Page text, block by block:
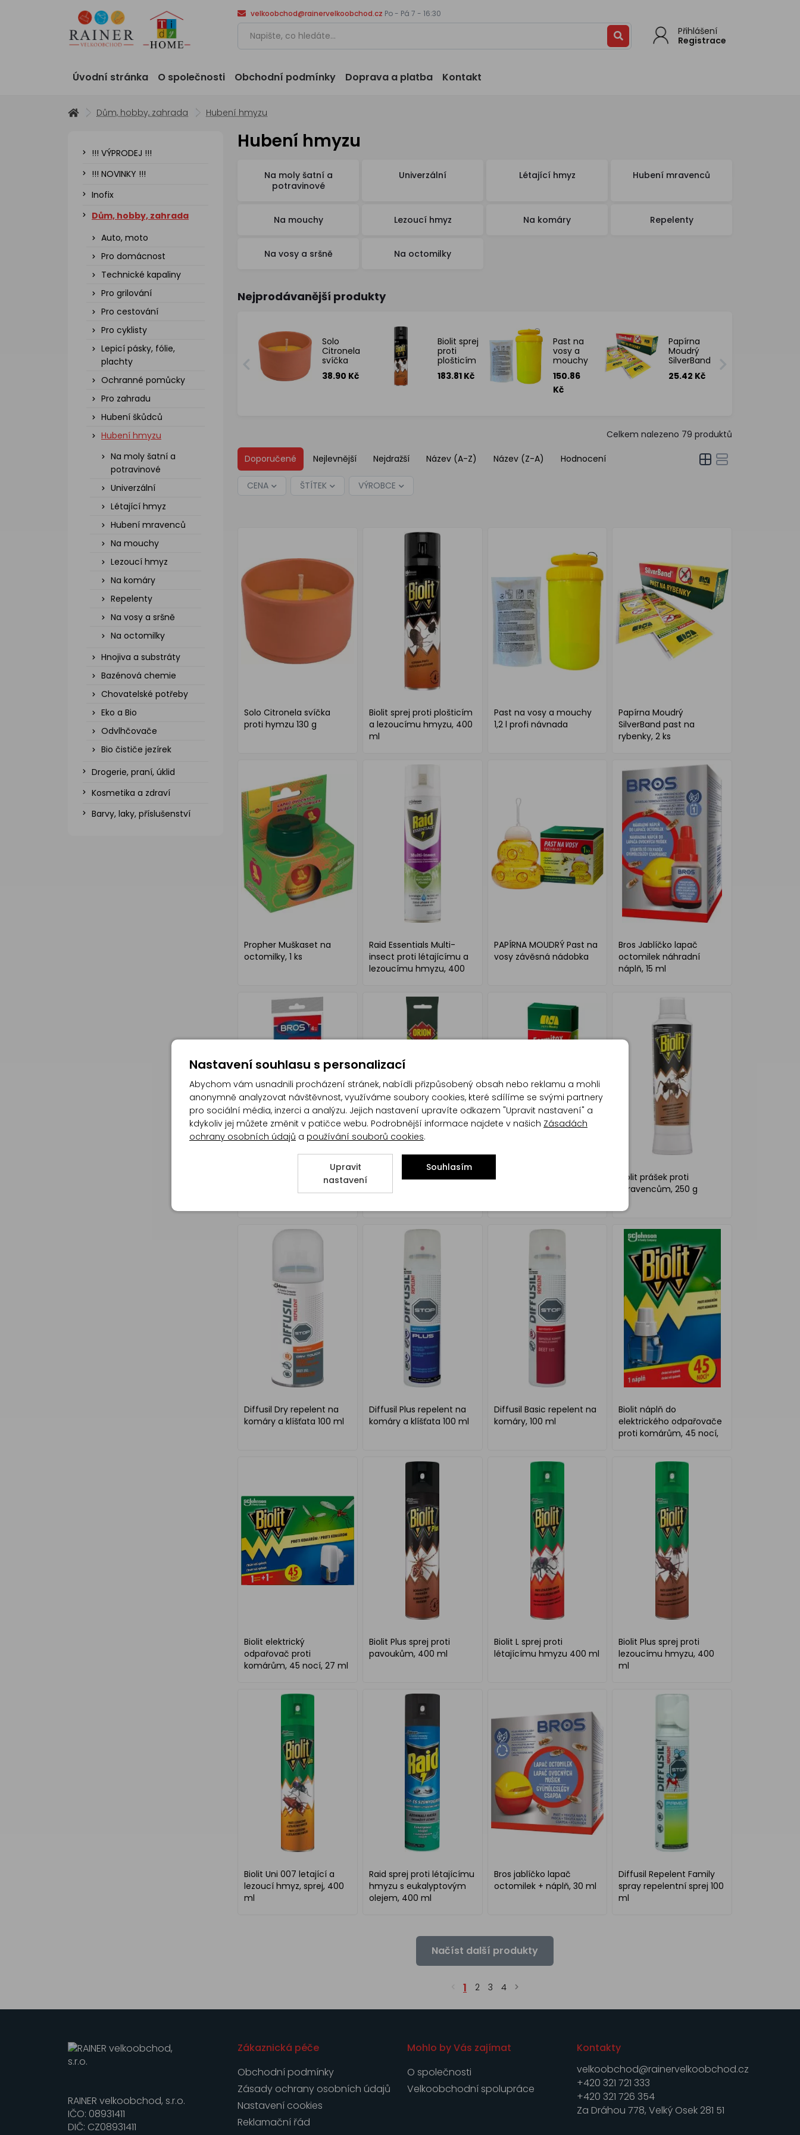
velkoobchod@rainervelkoobchod.cz Po - Pá 7 - 16:30
Přihlášení
Registrace
Úvodní stránka O společnosti Obchodní podmínky Doprava a platba Kontakt
Dům, hobby, zahrada Hubení hmyzu
!!! VÝPRODEJ !!!
!!! NOVINKY !!!
Inofix
Dům, hobby, zahrada
Auto, moto
Pro domácnost
Technické kapaliny
Pro grilování
Pro cestování
Pro cyklisty
Lepicí pásky, fólie,
plachty
Ochranné pomůcky
Pro zahradu
Hubení škůdců
Hubení hmyzu
Na moly šatní a
potravinové
Univerzální
Létající hmyz
Hubení mravenců
Na mouchy
Lezoucí hmyz
Na komáry
Repelenty
Na vosy a sršně
Na octomilky
Hnojiva a substráty
Bazénová chemie
Chovatelské potřeby
Eko a Bio
Odvlhčovače
Bio čističe jezírek
Drogerie, praní, úklid
Kosmetika a zdraví
Barvy, laky, příslušenství
Hubení hmyzu
Na moly šatní a
potravinové
Univerzální Létající hmyz Hubení mravenců
Na mouchy Lezoucí hmyz Na komáry Repelenty
Na vosy a sršně Na octomilky
Nejprodávanější produkty
Solo
Citronela
svíčka
proti
hymzu
38.90 Kč
Biolit sprej
proti
plošticím
a
lezoucímu
183.81 Kč
Past na
vosy a
mouchy
1,2 l profi
návnada
150.86
Kč
Papírna
Moudrý
SilverBand
past na
rybenky, 2
25.42 Kč
Celkem nalezeno 79 produktů
Doporučené Nejlevnější Nejdražší Název (A-Z) Název (Z-A) Hodnocení
CENA ŠTÍTEK VÝROBCE
Solo Citronela svíčka
proti hymzu 130 g
Biolit sprej proti plošticím
a lezoucímu hmyzu, 400
ml
Past na vosy a mouchy
1,2 l profi návnada
Papírna Moudrý
SilverBand past na
rybenky, 2 ks
Propher Muškaset na
octomilky, 1 ks
Raid Essentials Multi-
insect proti létajícímu a
lezoucímu hmyzu, 400
PAPÍRNA MOUDRÝ Past na
vosy závěsná nádobka
Bros Jablíčko lapač
octomilek náhradní
náplň, 15 ml
Bros mucholapka na
Orion Natural
Formitox křída k hubení
Biolit prášek proti
mravencům, 250 g
Diffusil Dry repelent na
komáry a klíšťata 100 ml
Diffusil Plus repelent na
komáry a klíšťata 100 ml
Diffusil Basic repelent na
komáry, 100 ml
Biolit náplň do
elektrického odpařovače
proti komárům, 45 nocí,
Biolit elektrický
odpařovač proti
komárům, 45 nocí, 27 ml
Biolit Plus sprej proti
pavoukům, 400 ml
Biolit L sprej proti
létajícímu hmyzu 400 ml
Biolit Plus sprej proti
lezoucímu hmyzu, 400
ml
Biolit Uni 007 letající a
lezoucí hmyz, sprej, 400
ml
Raid sprej proti létajícímu
hmyzu s eukalyptovým
olejem, 400 ml
Bros jablíčko lapač
octomilek + náplň, 30 ml
Diffusil Repelent Family
spray repelentní sprej 100
ml
Načíst další produkty
1 2 3 4
RAINER velkoobchod, s.r.o.
IČO: 08931411
DIČ: CZ08931411
Zákaznická péče
Obchodní podmínky
Zásady ochrany osobních údajů
Nastavení cookies
Reklamační řád
Mohlo by Vás zajímat
O společnosti
Velkoobchodní spolupráce
Kontakty
velkoobchod@rainervelkoobchod.cz
+420 321 721 333
+420 321 726 354
Za Dráhou 778, Velký Osek 281 51
Nastavení souhlasu s personalizací
Abychom vám usnadnili procházení stránek, nabídli přizpůsobený obsah nebo reklamu a mohli
anonymně analyzovat návštěvnost, využíváme soubory cookies, které sdílíme se svými partnery
pro sociální média, inzerci a analýzu. Jejich nastavení upravíte odkazem "Upravit nastavení" a
kdykoliv jej můžete změnit v patičce webu. Podrobnější informace najdete v našich Zásadách
ochrany osobních údajů a používání souborů cookies.
Upravit
nastavení
Souhlasím